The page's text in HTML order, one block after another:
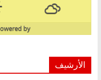
by
الأرشيف